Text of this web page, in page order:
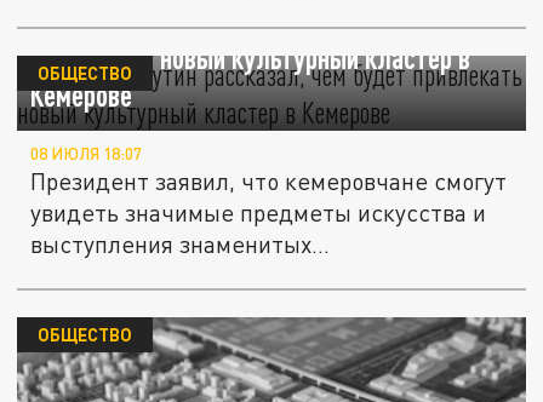
Владимир Путин рассказал, чем будет
привлекать новый культурный кластер в
Кемерове
ОБЩЕСТВО
08 ИЮЛЯ 18:07
Президент заявил, что кемеровчане смогут
увидеть значимые предметы искусства и
выступления знаменитых...
ОБЩЕСТВО